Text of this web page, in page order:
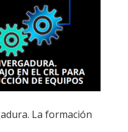
La formación